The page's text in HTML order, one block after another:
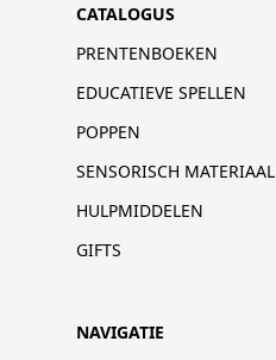
CATALOGUS
PRENTENBOEKEN
EDUCATIEVE SPELLEN
POPPEN
SENSORISCH MATERIAAL
HULPMIDDELEN
GIFTS
NAVIGATIE